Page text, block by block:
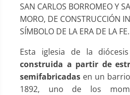
SAN CARLOS BORROMEO Y
MORO, DE CONSTRUCCIÓN
SÍMBOLO DE LA ERA DE LA FE.
Esta iglesia de la
construida a partir de
semifabricadas en un
1892, uno de los